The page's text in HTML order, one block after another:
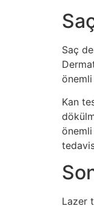
Saç
Kan
önemli
Lazer